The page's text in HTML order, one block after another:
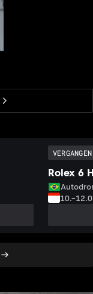
VERGANGEN
Rolex 6